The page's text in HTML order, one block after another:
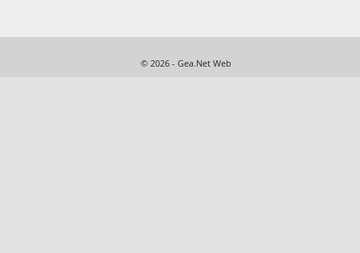
© 2026 - Gea.Net Web